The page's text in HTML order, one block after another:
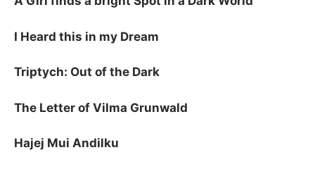
I Heard this in my Dream
Triptych: Out of the Dark
The Letter of Vilma Grunwald
Hajej Mui Andilku